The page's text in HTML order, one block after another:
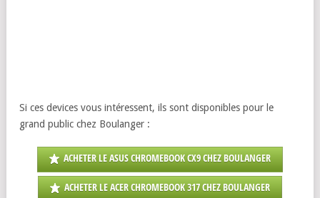
Si ces devices vous intéressent, ils sont disponibles pour le
grand public chez Boulanger :
ACHETER LE ASUS CHROMEBOOK CX9 CHEZ BOULANGER
ACHETER LE ACER CHROMEBOOK 317 CHEZ BOULANGER